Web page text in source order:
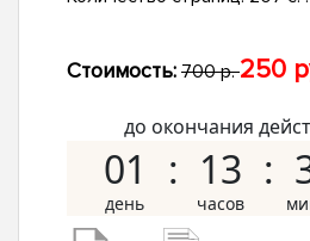
Стоимость: 700 р.250
до окончания
01 13